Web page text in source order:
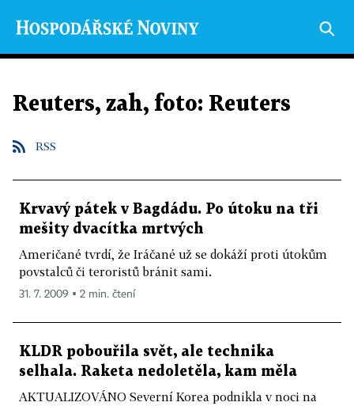
Reuters, zah, foto: Reuters
RSS
Krvavý pátek v Bagdádu. Po útoku na tři
mešity dvacítka mrtvých
Američané tvrdí, že Iráčané už se dokáží proti útokům
povstalců či teroristů bránit sami.
31. 7. 2009 ▪ 2 min. čtení
KLDR pobouřila svět, ale technika
selhala. Raketa nedoletěla, kam měla
AKTUALIZOVÁNO Severní Korea podnikla v noci na